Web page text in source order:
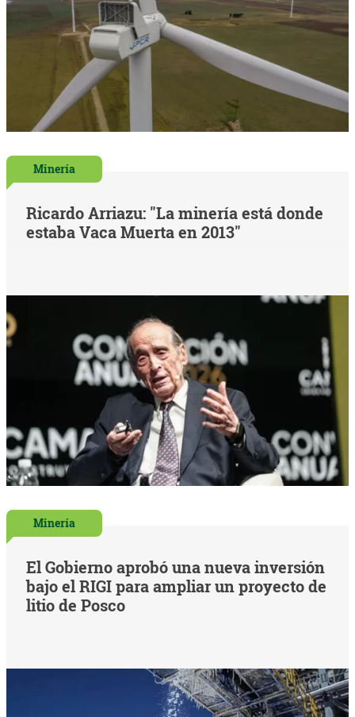
Minería
Ricardo Arriazu: "La minería está donde
estaba Vaca Muerta en 2013"
Minería
El Gobierno aprobó una nueva inversión
bajo el RIGI para ampliar un proyecto de
litio de Posco